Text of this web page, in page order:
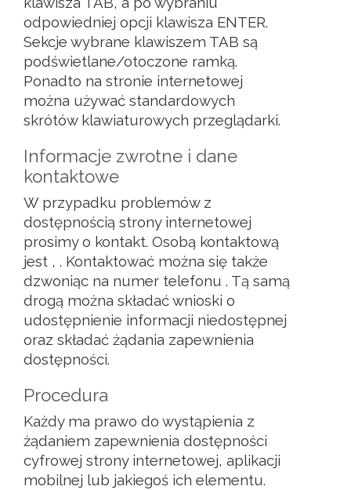
odpowiedniej opcji klawisza ENTER.
Sekcje wybrane klawiszem TAB są
podświetlane/otoczone ramką.
Ponadto na stronie internetowej
można używać standardowych
skrótów klawiaturowych przeglądarki.
Informacje zwrotne i dane
kontaktowe
W przypadku problemów z
dostępnością strony internetowej
prosimy o kontakt. Osobą kontaktową
jest , . Kontaktować można się także
dzwoniąc na numer telefonu . Tą samą
drogą można składać wnioski o
udostępnienie informacji niedostępnej
oraz składać żądania zapewnienia
dostępności.
Procedura
Każdy ma prawo do wystąpienia z
żądaniem zapewnienia dostępności
cyfrowej strony internetowej, aplikacji
mobilnej lub jakiegoś ich elementu.